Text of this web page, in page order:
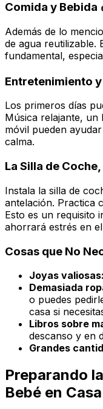
Comida y Bebida
Además de lo
de agua reutilizable.
fundamental,
Entretenimiento y
Los primeros días
Música relajante,
móvil pueden
calma.
La Silla de
Instala la silla de
antelación. Practica
Esto es un requisito
ahorrará estrés en
Cosas que No
Joyas valiosas:
Demasiada
o puedes
casa si
Libros sobre
descanso y en
Grandes
Preparando
Bebé en